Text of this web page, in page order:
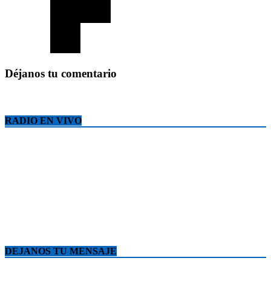
Déjanos tu comentario
RADIO EN VIVO
DEJANOS TU MENSAJE